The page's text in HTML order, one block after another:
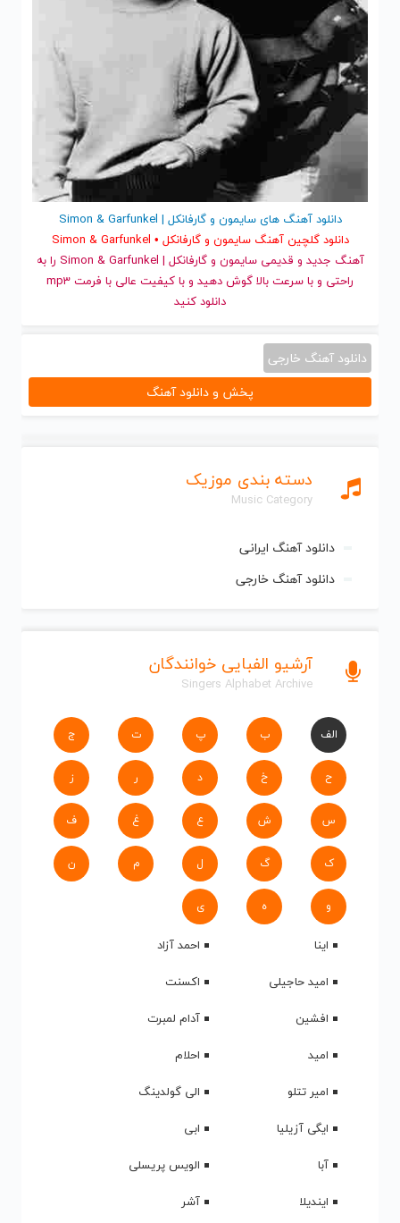
دسته بندی موزیک
Music Category
دانلود آهنگ ایرانی
دانلود آهنگ خارجی
آرشیو الفبایی خوانندگان
Singers Alphabet Archive
الف ب پ ت ج
ح خ د ر ز
س ش ع غ ف
ک گ ل م ن
و ه ی
اینا
احمد آزاد
امید حاجیلی
اکسنت
افشین
آدام لمبرت
امید
احلام
امیر تتلو
الی گولدینگ
ایگی آزیلیا
ابی
آبا
الویس پریسلی
ایندیلا
آشر
دانلود آهنگ های سایمون و گارفانکل | Simon & Garfunkel
دانلود گلچین آهنگ سایمون و گارفانکل • Simon & Garfunkel
آهنگ جدید
و قدیمی سایمون و گارفانکل | Simon & Garfunkel را به
راحتی و با سرعت بالا گوش دهید و با کیفیت عالی با فرمت mp3
دانلود کنید
دانلود آهنگ خارجی
پخش و دانلود آهنگ